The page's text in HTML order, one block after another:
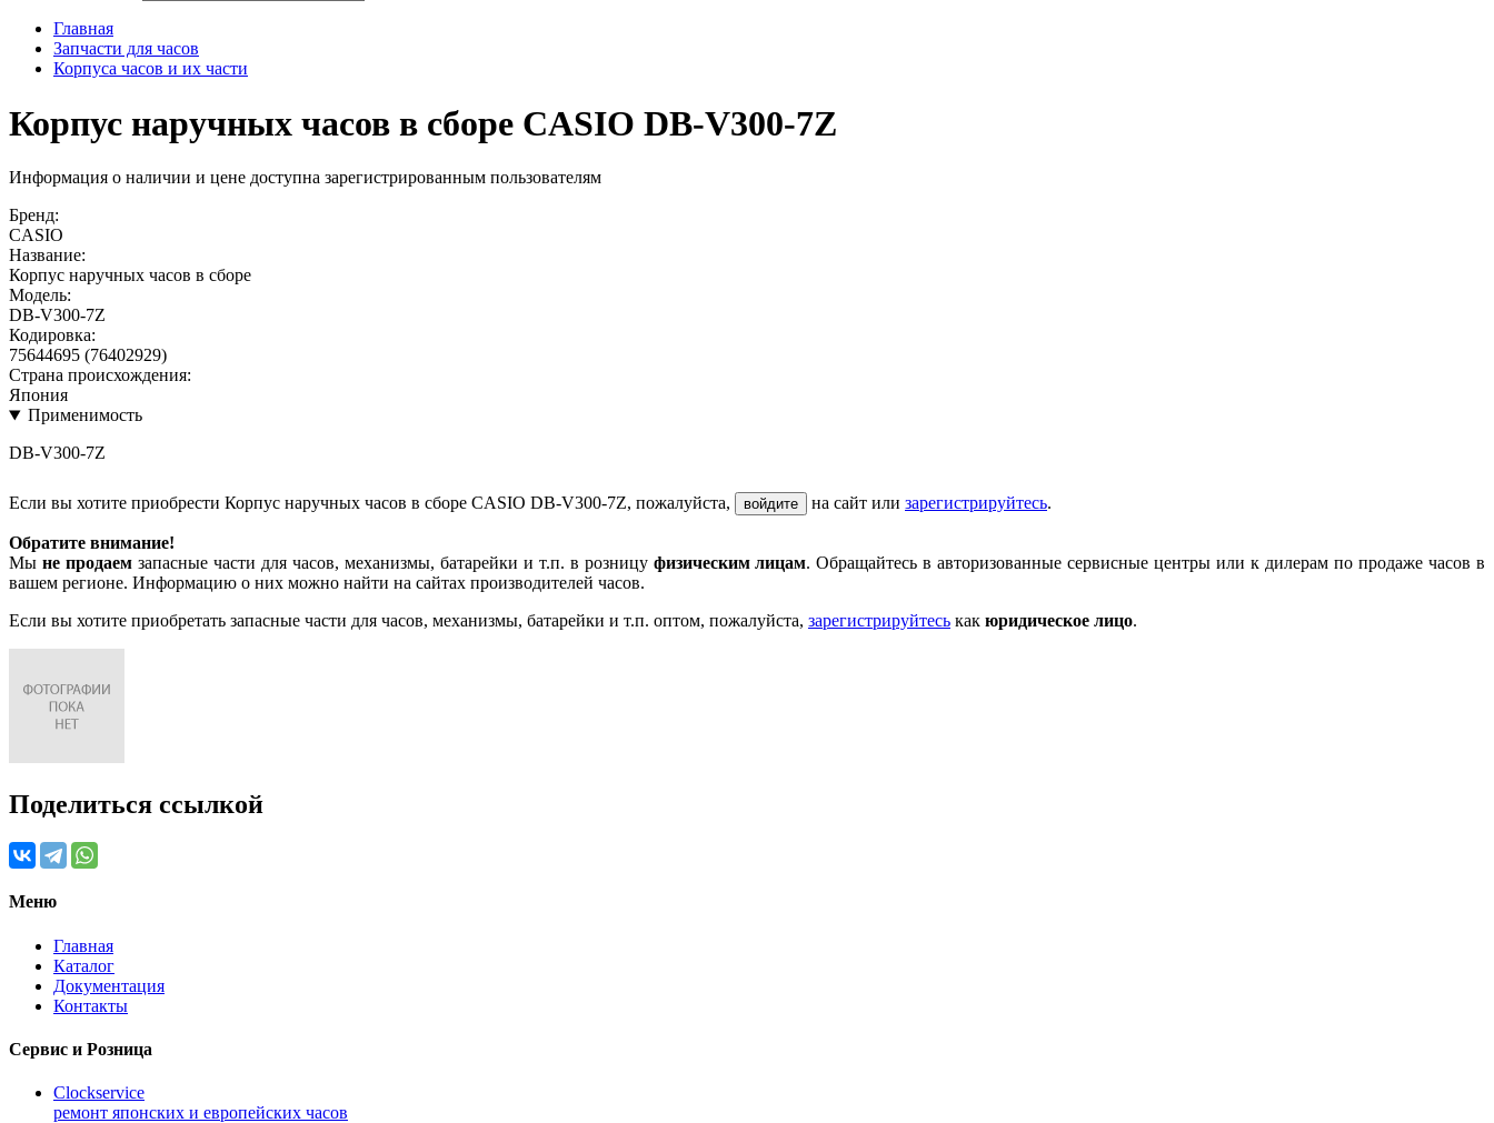
Главная
Запчасти для часов
Корпуса часов и их части
Корпус наручных часов в сборе CASIO DB-V300-7Z
Информация о наличии и цене доступна зарегистрированным пользователям
Бренд:
CASIO
Название:
Корпус наручных часов в сборе
Модель:
DB-V300-7Z
Кодировка:
75644695 (76402929)
Страна происхождения:
Япония
Применимость
DB-V300-7Z
Если вы хотите приобрести Корпус наручных часов в сборе CASIO DB-V300-7Z, пожалуйста, войдите на сайт или зарегистрируйтесь.
Обратите внимание!
Мы не продаемзапасные части для часов, механизмы, батарейки и т.п. в розницу физическим лицам. Обращайтесь в авторизованные сервисные центры или к дилерам по продаже часов в
вашем регионе. Информацию о них можно найти на сайтах производителей часов.
Если вы хотите приобретать запасные части для часов, механизмы, батарейки и т.п. оптом, пожалуйста, зарегистрируйтесь как юридическое лицо.
Поделиться ссылкой
Меню
Главная
Каталог
Документация
Контакты
Сервис и Розница
Clockservice
ремонт японских и европейских часов